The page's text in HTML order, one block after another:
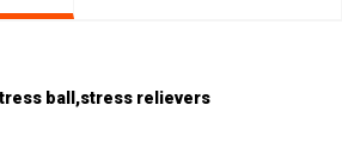
ball,stress relievers